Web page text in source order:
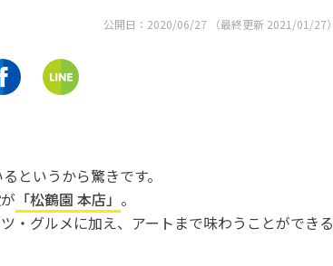
公開日： 2020/06/27 （最終更新 2021/01/27）
というから驚きです。
「松鶴園 本店」 。
・グルメに加え、アートまで味わうことができる